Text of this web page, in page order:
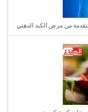
من مرض الكبد الدهني